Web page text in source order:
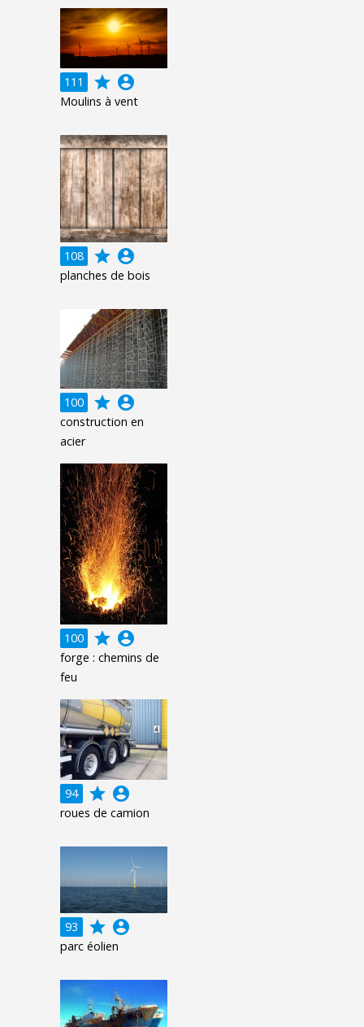
111 grade account_circle
Moulins à vent
108 grade account_circle
planches de bois
100 grade account_circle
construction en
acier
100 grade account_circle
forge : chemins de
feu
94 grade account_circle
roues de camion
93 grade account_circle
parc éolien